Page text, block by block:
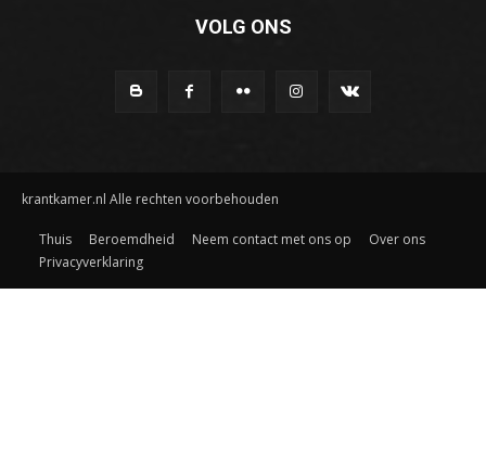
VOLG ONS
krantkamer.nl Alle rechten voorbehouden
Thuis Beroemdheid Neem contact met ons op
Over ons
Privacyverklaring